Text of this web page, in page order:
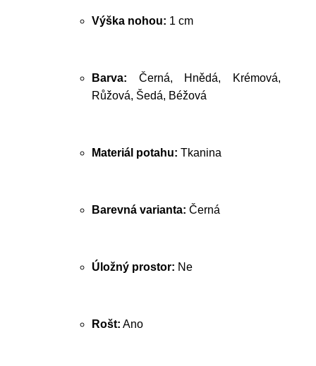
Výška nohou: 1 cm
Barva: Černá, Hnědá, Krémová,
Růžová, Šedá, Béžová
Materiál potahu: Tkanina
Barevná varianta: Černá
Úložný prostor: Ne
Rošt: Ano